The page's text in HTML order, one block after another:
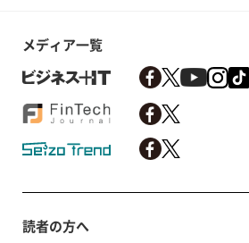
メディア一覧
読者の方へ